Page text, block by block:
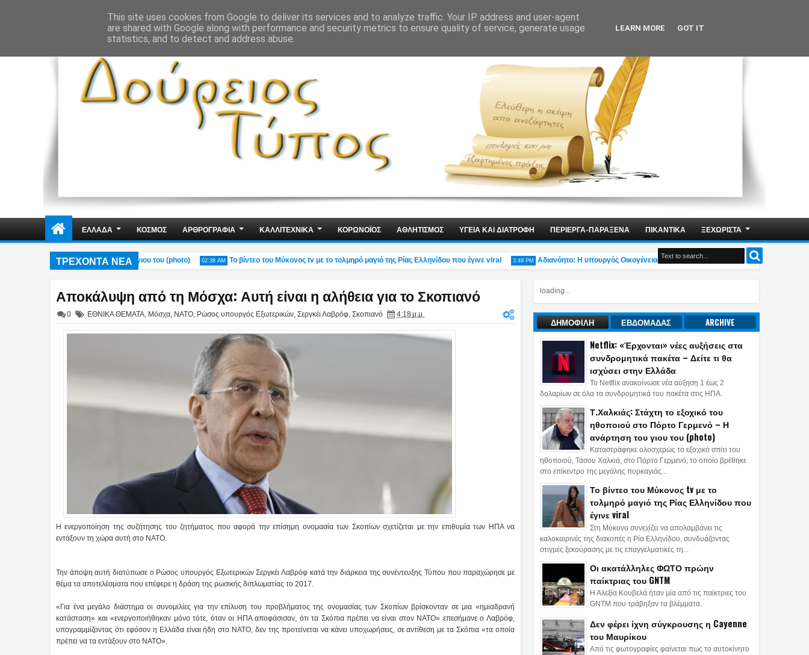
ΕΛΛΑΔΑ ΚΟΣΜΟΣ ΑΡΘΡΟΓΡΑΦΙΑ ΚΑΛΛΙΤΕΧΝΙΚΑ ΚΟΡΩΝΟΪΟΣ ΑΘΛΗΤΙΣΜΟΣ ΥΓΕΙΑ ΚΑΙ ΔΙΑΤΡΟΦΗ ΠΕΡΙΕΡΓΑ-ΠΑΡΑΞΕΝΑ ΠΙΚΑΝΤΙΚΑ ΞΕΧΩΡΙΣΤΑ
ΤΡΕΧΟΝΤΑ ΝΕΑ
Πόρτο Γερμενό – Η ανάρτηση του γιου του (photo) 02:38 AM Το βίντεο του Μύκονος tv με το τολμηρό μαγιό της Ρίας Ελληνίδου που έγινε viral 3:49 PM Αδιανόητο: Η υπουργός Οικογένειας Δ.Μιχαηλίδου δηλώνει «Δεν υπάρχει η ελληνική
Αποκάλυψη από τη Μόσχα: Αυτή είναι η αλήθεια για το Σκοπιανό
0 ΕΘΝΙΚΑ ΘΕΜΑΤΑ Μόσχα ΝΑΤΟ Ρώσος υπουργός Εξωτερικών Σεργκέι Λαβρόφ Σκοπιανό 4:18 μ.μ.
Η ενεργοποίηση της συζήτησης του ζητήματος που αφορά την επίσημη ονομασία των Σκοπίων σχετίζεται με την επιθυμία των ΗΠΑ να
εντάξουν τη χώρα αυτή στο ΝΑΤΟ.
Την άποψη αυτή διατύπωσε ο Ρώσος υπουργός Εξωτερικών Σεργκέι Λαβρόφ κατά την διάρκεια της συνέντευξης Τύπου που παραχώρησε με
θέμα τα αποτελέσματα που επέφερε η δράση της ρωσικής διπλωματίας το 2017.
«Για ένα μεγάλο διάστημα οι συνομιλίες για την επίλυση του προβλήματος της ονομασίας των Σκοπίων βρίσκονταν σε μια «ημιαδρανή
κατάσταση» και «ενεργοποιήθηκαν μόνο τότε, όταν οι ΗΠΑ αποφάσισαν, ότι τα Σκόπια πρέπει να είναι στον ΝΑΤΟ» επεσήμανε ο Λαβρόφ,
υπογραμμίζοντας ότι εφόσον η Ελλάδα είναι ήδη στο ΝΑΤΟ, δεν της προτείνεται να κάνει υποχωρήσεις, σε αντίθεση με τα Σκόπια «τα οποία
πρέπει να τα εντάξουν στο ΝΑΤΟ».
loading...
ΔΗΜΟΦΙΛΗ ΕΒΔΟΜΑΔΑΣ ARCHIVE
Netflix: «Έρχονται» νέες αυξήσεις στα
συνδρομητικά πακέτα – Δείτε τι θα
ισχύσει στην Ελλάδα
Το Netflix ανακοίνωσε νέα αύξηση 1 έως 2
δολαρίων σε όλα τα συνδρομητικά του πακέτα στις ΗΠΑ.
Τ.Χαλκιάς: Στάχτη το εξοχικό του
ηθοποιού στο Πόρτο Γερμενό – Η
ανάρτηση του γιου του (photo)
Καταστράφηκε ολοσχερώς το εξοχικό σπίτι του
ηθοποιού, Τάσου Χαλκιά, στο Πόρτο Γερμενό, το οποίο βρέθηκε
στο επίκεντρο της μεγάλης πυρκαγιάς...
Το βίντεο του Μύκονος tv με το
τολμηρό μαγιό της Ρίας Ελληνίδου που
έγινε viral
Στη Μύκονο συνεχίζει να απολαμβάνει τις
καλοκαιρινές της διακοπές η Ρία Ελληνίδου, συνδυάζοντας
στιγμές ξεκούρασης με τις επαγγελματικές τη...
Οι ακατάλληλες ΦΩΤΟ πρώην
παίκτριας του GNTM
Η Αλεξία Κουβελά ήταν μία από τις παίκτριες του
GNTM που τράβηξαν τα βλέμματα.
Δεν φέρει ίχνη σύγκρουσης η Cayenne
του Μαυρίκου
Από τις φωτογραφίες φαίνεται πως το αυτοκίνητο
This site uses cookies from Google to deliver its services and to analyze traffic. Your IP address and user-agent
are shared with Google along with performance and security metrics to ensure quality of service, generate usage
statistics, and to detect and address abuse.
LEARN MORE GOT IT